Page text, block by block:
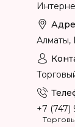
Алматы,
+7 (747)